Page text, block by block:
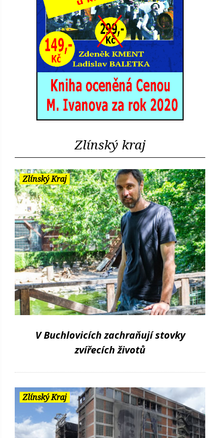
Zlínský kraj
Zlínský Kraj
V Buchlovicích zachraňují stovky
zvířecích životů
Zlínský Kraj